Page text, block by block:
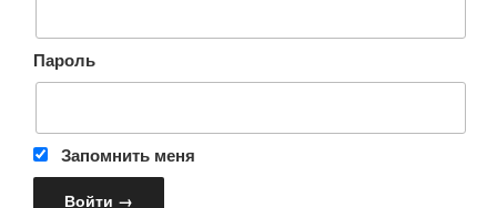
Пароль
Запомнить меня